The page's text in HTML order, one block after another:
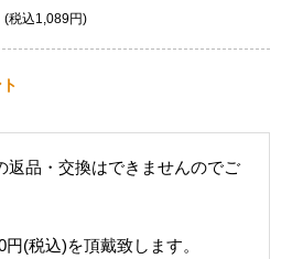
(税込1,089円)
返品・交換はできませんのでご
円(税込)を頂戴致します。